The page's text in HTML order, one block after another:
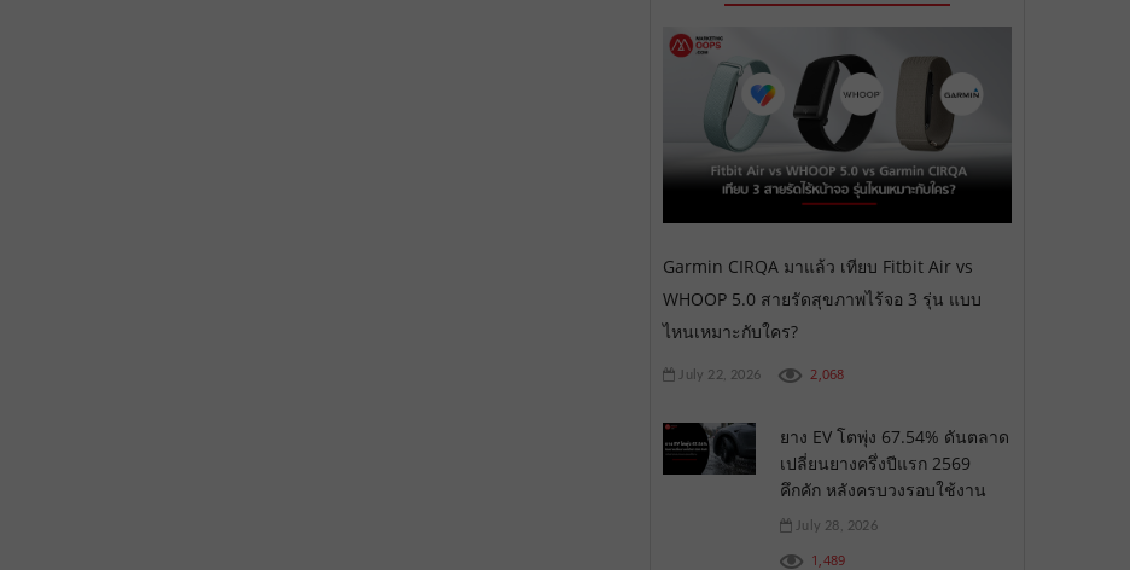
Garmin CIRQA มาแล้ว เทียบ Fitbit Air vs
WHOOP 5.0 สายรัดสุขภาพไร้จอ 3 รุ่น แบบ
ไหนเหมาะกับใคร?
July 22, 2026 2,068
ยาง EV โตพุ่ง 67.54% ดันตลาด
เปลี่ยนยางครึ่งปีแรก 2569
คึกคัก หลังครบวงรอบใช้งาน
July 28, 2026
1,489